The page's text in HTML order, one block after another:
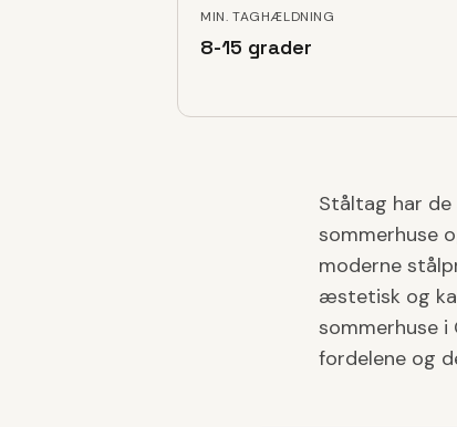
MIN. TAGHÆLDNING
8-15 grader
Ståltag har
sommerhuse
moderne
æstetisk og
sommerhuse
fordelene og